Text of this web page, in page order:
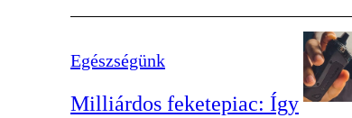
Egészségünk
Milliárdos feketepiac: Így